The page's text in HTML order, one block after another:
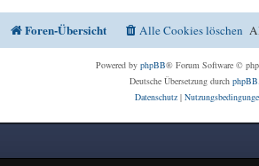
Foren-Übersicht Alle Cookies löschen
Powered by phpBB® Forum Software ©
Deutsche Übersetzung durch
Datenschutz|